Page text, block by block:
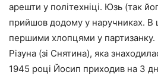
арешти у політехніці. Юзь (так
прийшов додому у наручниках. В
першими хлопцями у партизанку.
Різуна (зі Снятина), яка
1945 році Йосип приходив на 3